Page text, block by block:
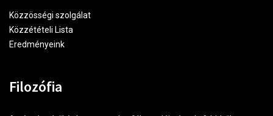
Közzösségi szolgálat
Közzétételi Lista
Eredményeink
Filozófia